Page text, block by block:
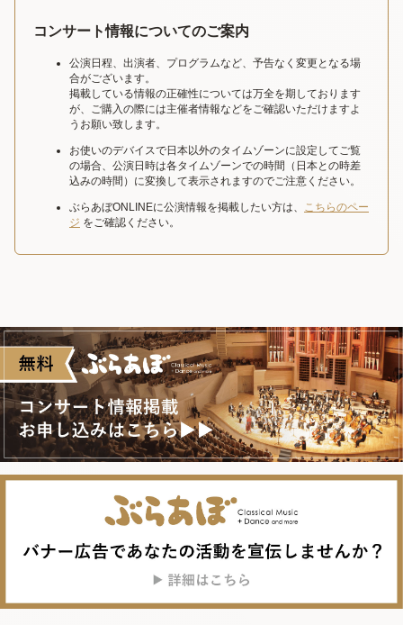
コンサート情報についてのご案内
公演日程、出演者、プログラムなど、予告なく変更となる場
合がございます。
掲載している情報の正確性については万全を期しております
が、ご購入の際には主催者情報などをご確認いただけますよ
うお願い致します。
お使いのデバイスで日本以外のタイムゾーンに設定してご覧
の場合、公演日時は各タイムゾーンでの時間（日本との時差
込みの時間）に変換して表示されますのでご注意ください。
ぶらあぼONLINEに公演情報を掲載したい方は、 こちらのペー
ジ をご確認ください。